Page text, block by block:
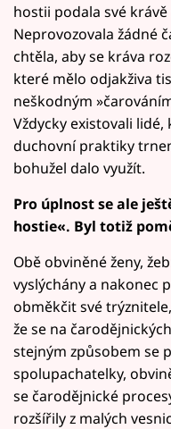
hostii podala své krávě
Neprovozovala žádné
chtěla, aby se kráva
které mělo odjakživa
neškodným
Vždycky existovali
duchovní praktiky
bohužel dalo využít.
Pro úplnost se ale
hostie«. Byl totiž
Obě obviněné ženy,
vyslýchány a nakonec
obměkčit své
že se na
stejným způsobem se
spolupachatelky,
se čarodějnické
rozšířily z malých